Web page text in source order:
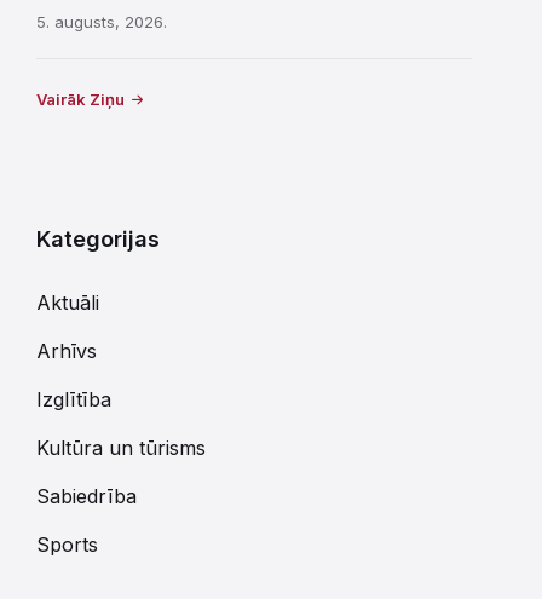
5. augusts, 2026.
Vairāk Ziņu
Kategorijas
Aktuāli
Arhīvs
Izglītība
Kultūra un tūrisms
Sabiedrība
Sports